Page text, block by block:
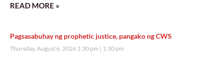
READ MORE »
Pagsasabuhay ng prophetic justice, pangako ng CWS
Thursday, August 6, 2026 1:30 pm 1:30 pm